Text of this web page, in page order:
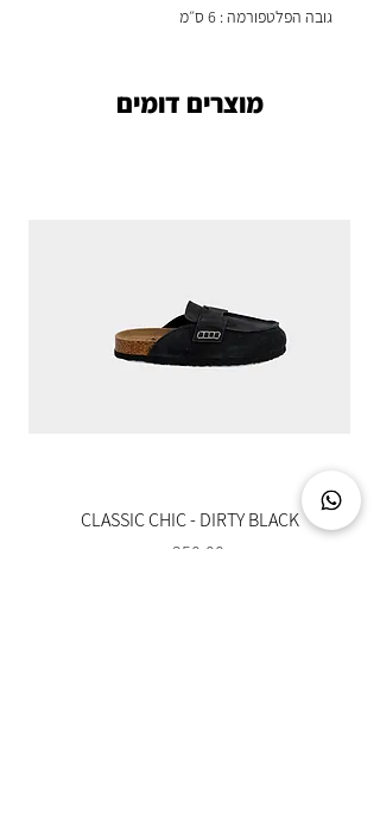
גובה הפלטפורמה : 6 ס״מ
מוצרים דומים
CLASSIC CHIC - DIRTY BLACK
מחיר